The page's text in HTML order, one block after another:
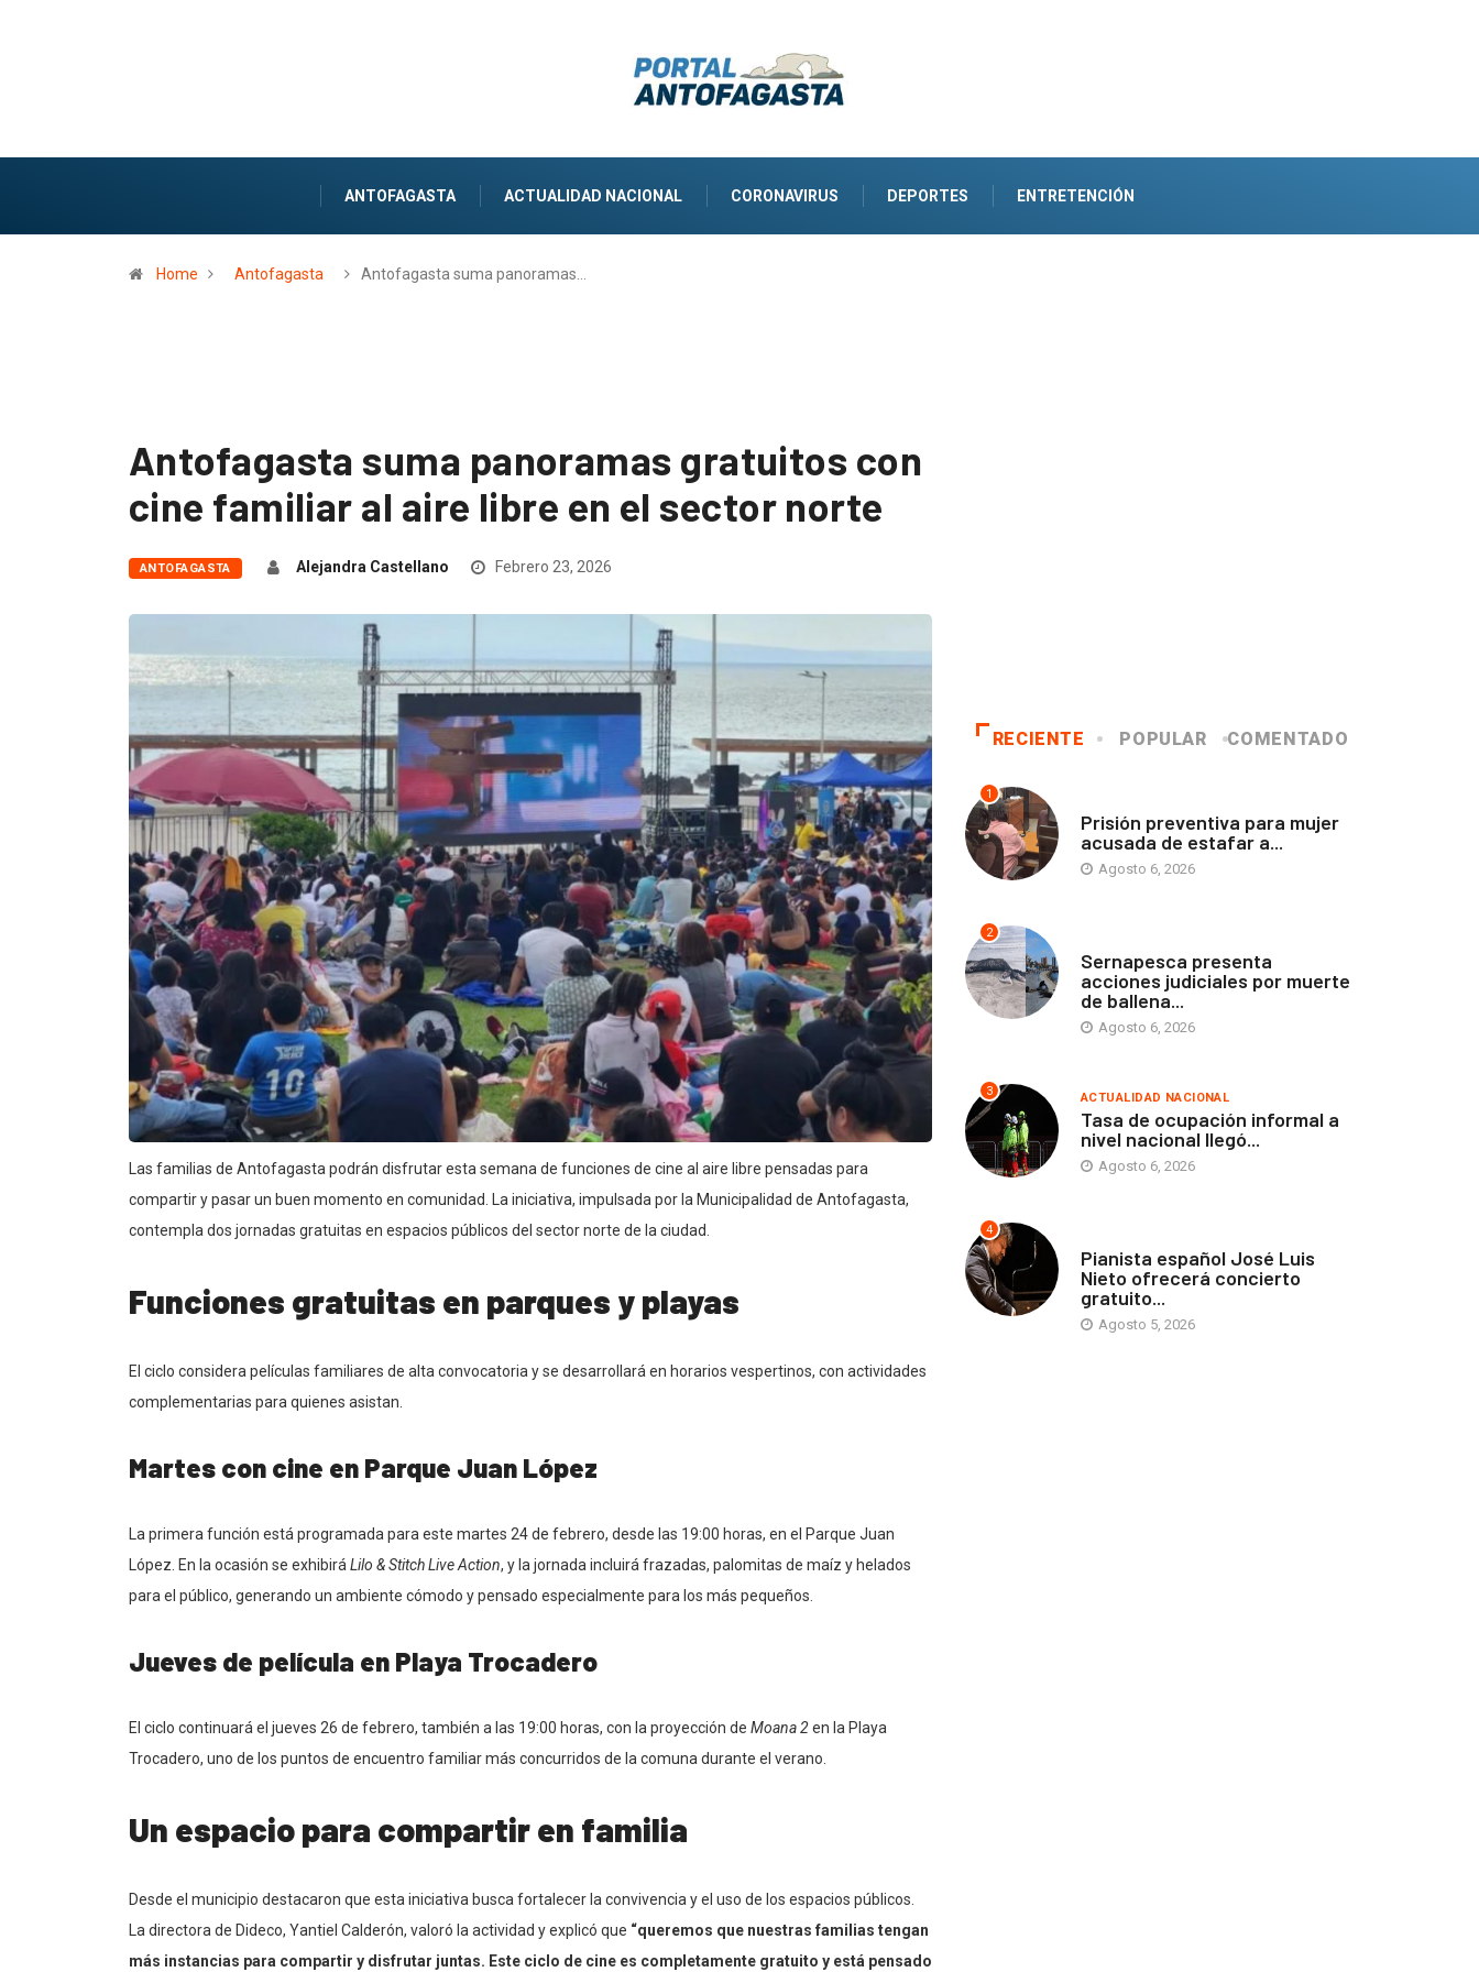
ANTOFAGASTA ACTUALIDAD NACIONAL CORONAVIRUS DEPORTES ENTRETENCIÓN
Home Antofagasta Antofagasta suma panoramas…
Antofagasta suma panoramas gratuitos con
cine familiar al aire libre en el sector norte
ANTOFAGASTA Alejandra Castellano Febrero 23, 2026
Las familias de Antofagasta podrán disfrutar esta semana de funciones de cine al aire libre pensadas para
compartir y pasar un buen momento en comunidad. La iniciativa, impulsada por la Municipalidad de Antofagasta,
contempla dos jornadas gratuitas en espacios públicos del sector norte de la ciudad.
Funciones gratuitas en parques y playas
El ciclo considera películas familiares de alta convocatoria y se desarrollará en horarios vespertinos, con actividades
complementarias para quienes asistan.
Martes con cine en Parque Juan López
La primera función está programada para este martes 24 de febrero, desde las 19:00 horas, en el Parque Juan
López. En la ocasión se exhibiráLilo & Stitch Live Action, y la jornada incluirá frazadas, palomitas de maíz y helados
para el público, generando un ambiente cómodo y pensado especialmente para los más pequeños.
Jueves de película en Playa Trocadero
El ciclo continuará el jueves 26 de febrero, también a las 19:00 horas, con la proyección de Moana 2en la Playa
Trocadero, uno de los puntos de encuentro familiar más concurridos de la comuna durante el verano.
Un espacio para compartir en familia
Desde el municipio destacaron que esta iniciativa busca fortalecer la convivencia y el uso de los espacios públicos.
La directora de Dideco, Yantiel Calderón, valoró la actividad y explicó que “queremos que nuestras familias tengan
más instancias para compartir y disfrutar juntas. Este ciclo de cine es completamente gratuito y está pensado
RECIENTE POPULAR COMENTADO
1
Prisión preventiva para mujer
acusada de estafar a...
Agosto 6, 2026
2
Sernapesca presenta
acciones judiciales por muerte
de ballena...
Agosto 6, 2026
3 ACTUALIDAD NACIONAL
Tasa de ocupación informal a
nivel nacional llegó...
Agosto 6, 2026
4
Pianista español José Luis
Nieto ofrecerá concierto
gratuito...
Agosto 5, 2026